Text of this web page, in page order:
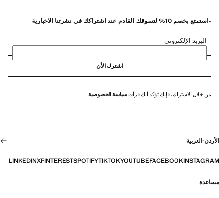
-استمتع بخصم 10% لتسوقك القادم عند اشتراكك في نشرتنا الاخبارية
البريد الإلكتروني
اشترك الأن
من خلال الاشتراك، فإنك تؤكد أنك قرأتسياسة الخصوصية.
الأردن·العربية
INSTAGRAM
FACEBOOK
YOUTUBE
TIKTOK
SPOTIFY
PINTEREST
X
LINKEDIN
مساعدة